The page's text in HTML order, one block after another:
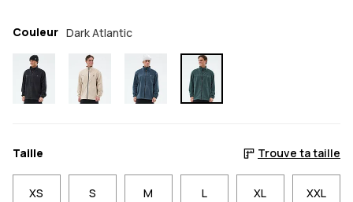
Couleur Dark Atlantic
Taille Trouve ta taille
XS S M L XL XXL